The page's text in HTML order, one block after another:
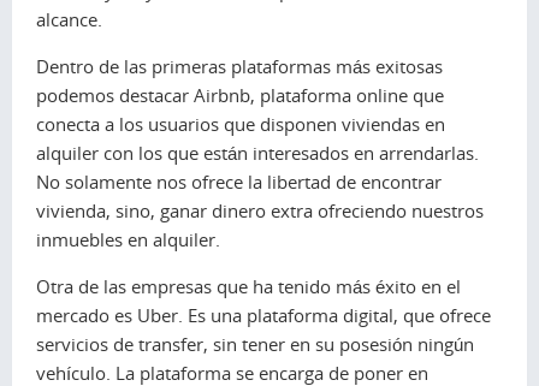
alcance.
Dentro de las primeras plataformas más exitosas
podemos destacar Airbnb, plataforma online que
conecta a los usuarios que disponen viviendas en
alquiler con los que están interesados en arrendarlas.
No solamente nos ofrece la libertad de encontrar
vivienda, sino, ganar dinero extra ofreciendo nuestros
inmuebles en alquiler.
Otra de las empresas que ha tenido más éxito en el
mercado es Uber. Es una plataforma digital, que ofrece
servicios de transfer, sin tener en su posesión ningún
vehículo. La plataforma se encarga de poner en